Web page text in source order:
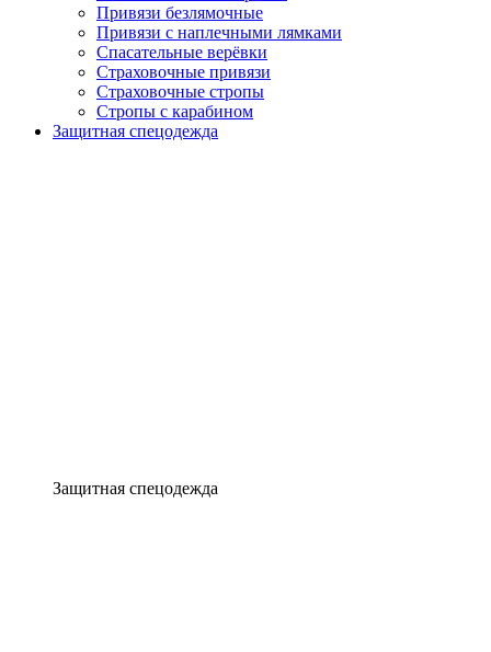
Привязи безлямочные
Привязи с наплечными лямками
Спасательные верёвки
Страховочные привязи
Страховочные стропы
Стропы с карабином
Защитная спецодежда
Защитная спецодежда